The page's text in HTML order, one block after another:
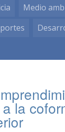
Medio
la